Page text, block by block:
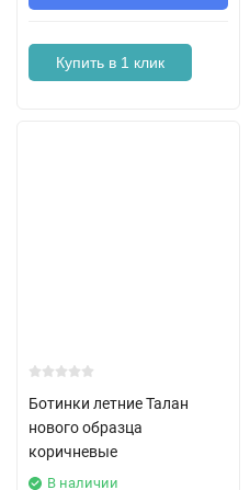
Купить в 1 клик
Ботинки летние Талан
нового образца
коричневые
В наличии